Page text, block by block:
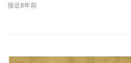
接近8年前